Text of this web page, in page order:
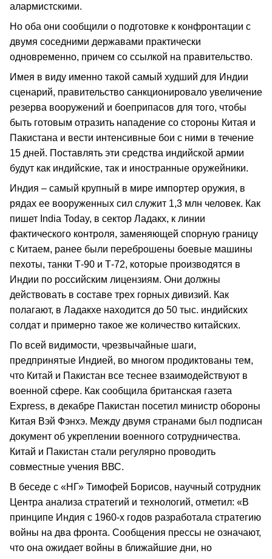
алармистскими.
Но оба они сообщили о подготовке к конфронтации с
двумя соседними державами практически
одновременно, причем со ссылкой на правительство.
Имея в виду именно такой самый худший для Индии
сценарий, правительство санкционировало увеличение
резерва вооружений и боеприпасов для того, чтобы
быть готовым отразить нападение со стороны Китая и
Пакистана и вести интенсивные бои с ними в течение
15 дней. Поставлять эти средства индийской армии
будут как индийские, так и иностранные оружейники.
Индия – самый крупный в мире импортер оружия, в
рядах ее вооруженных сил служит 1,3 млн человек. Как
пишет India Today, в сектор Ладакх, к линии
фактического контроля, заменяющей спорную границу
с Китаем, ранее были переброшены боевые машины
пехоты, танки Т-90 и Т-72, которые производятся в
Индии по российским лицензиям. Они должны
действовать в составе трех горных дивизий. Как
полагают, в Ладакхе находится до 50 тыс. индийских
солдат и примерно такое же количество китайских.
По всей видимости, чрезвычайные шаги,
предпринятые Индией, во многом продиктованы тем,
что Китай и Пакистан все теснее взаимодействуют в
военной сфере. Как сообщила британская газета
Express, в декабре Пакистан посетил министр обороны
Китая Вэй Фэнхэ. Между двумя странами был подписан
документ об укреплении военного сотрудничества.
Китай и Пакистан стали регулярно проводить
совместные учения ВВС.
В беседе с «НГ» Тимофей Борисов, научный сотрудник
Центра анализа стратегий и технологий, отметил: «В
принципе Индия с 1960-х годов разработала стратегию
войны на два фронта. Сообщения прессы не означают,
что она ожидает войны в ближайшие дни, но